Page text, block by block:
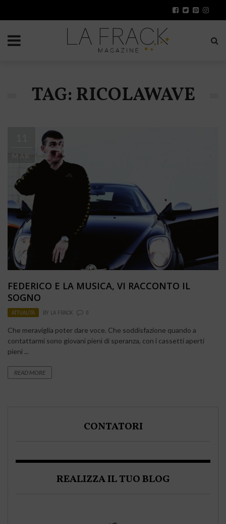
TAG: RICOLAWAVE
MAR
FEDERICO E LA MUSICA, VI RACCONTO IL
SOGNO
ATTUALITÀ BY LA FRACK 0
Che meraviglia poter dare voce. Che soddisfazione quando a
contattarmi sono giovani pieni di speranza, con i cassetti aperti
pieni ...
READ MORE
CONTATORI
REALIZZA IL TUO BLOG